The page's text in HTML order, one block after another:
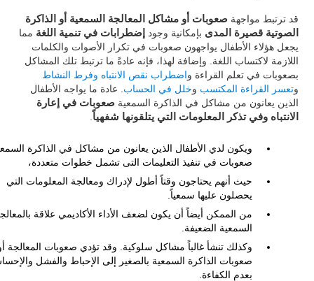
قد ترتبط مواجهةصعوبات أو مشاكل المعالجة السمعية أو الذاكرة
الصوتية قصيرة المدى بإمكانية وجود إضطرابات في تنمية اللغة مما
يجعل هؤلاء الأطفال يواجهون صعوبات في تكرار الأصوات والكلمات
اللازمة لاكتساب اللغة. وإضافة لهذا، فإنه عادةً ما ترتبط تلك المشاكل
بصعوبات في تعلم القراءة واضطراب نقص الانتباه وفرط النشاط
وتعسر القراءة المكتسب وخلل في الحساب . عادة ما يواجه الأطفال
الذين يعانون من مشاكل في الذاكرة السمعيةصعوبات في إعارة
الانتباه وفي تذكر المعلومات التي يتلقونها شفهياً
ويكون لدي الأطفال الذين يعانون من مشاكل في الذاكرة
صعوبات في تنفيذ التعليمات التى تشمل خطوات متعددة،
حيث أنهم يحتاجون وقتاً أطول لإدراك ومعالجة المعلومات التي
يحصلون عليها سمعياً.
من الممكن أيضاً أن يكون لضعف الأداء الأكاديمي علاقة
السمعية الضعيفة.
وكذلك تنشأ غالباً مشاكل سلوكية. وقد تؤدي صعوبات المعالجة
صعوبات الذاكرة السمعية بالصغير إلى الإحباط والفشل
بعدم الكفاءة.